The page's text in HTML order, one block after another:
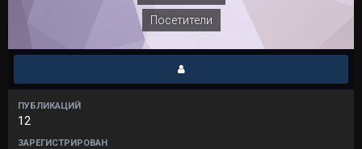
Посетители
ПУБЛИКАЦИЙ
12
ЗАРЕГИСТРИРОВАН